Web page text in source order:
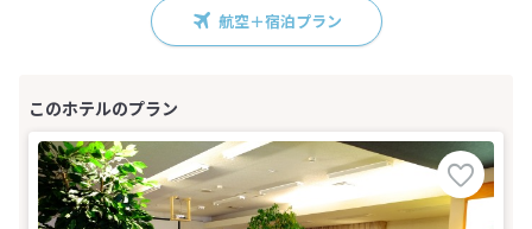
航空＋宿泊プラン